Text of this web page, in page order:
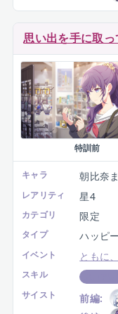
思い出を手に取っ
特訓前
キャラ 朝比奈
レアリティ 星4
カテゴリ 限定
タイプ ハッピー
イベント ともに
スキル
サイスト
前編: